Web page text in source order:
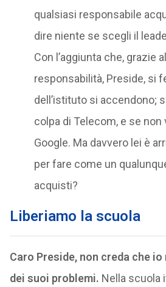
qualsiasi responsabile
dire niente se scegli il
Con l’aggiunta che, grazie
responsabilità, Preside, si
dell’istituto si accendono;
colpa di Telecom, e se non
Google. Ma davvero lei è
per fare come un
acquisti?
Liberiamo la scuola
Caro Preside, non creda che
dei suoi problemi. Nella scuola